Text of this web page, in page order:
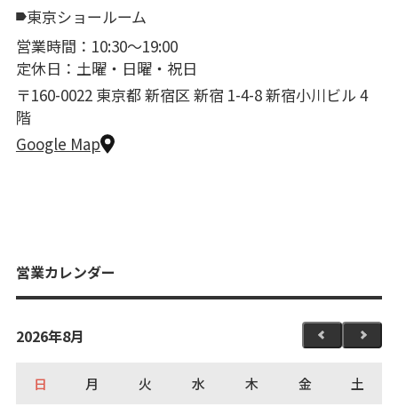
東京ショールーム
営業時間：10:30〜19:00
定休日：土曜・日曜・祝日
〒160-0022 東京都 新宿区 新宿 1-4-8 新宿小川ビル 4
階
Google Map
営業カレンダー
2026年8月
日 月 火 水 木 金 土